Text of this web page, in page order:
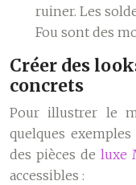
ruiner. Les
Fou sont des
Créer des
concrets
Pour illustrer le
quelques
des pièces de luxe
accessibles :